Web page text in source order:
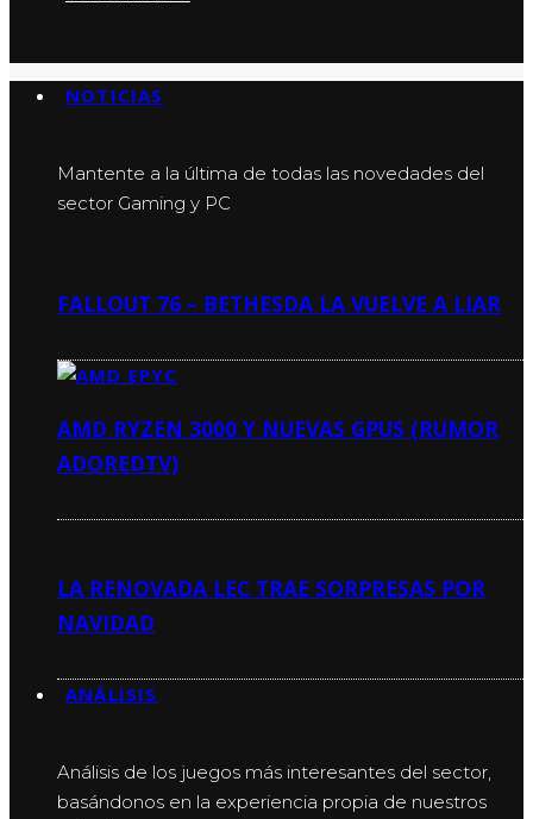
NOTICIAS
Mantente a la última de todas las novedades del
sector Gaming y PC
FALLOUT 76 – BETHESDA LA VUELVE A LIAR
AMD RYZEN 3000 Y NUEVAS GPUS (RUMOR
ADOREDTV)
LA RENOVADA LEC TRAE SORPRESAS POR
NAVIDAD
ANÁLISIS
Análisis de los juegos más interesantes del sector,
basándonos en la experiencia propia de nuestros